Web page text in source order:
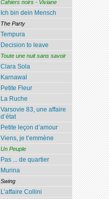
Cahiers noirs - Viviane
Ich bin dein Mensch
The Party
Tempura
Decision to leave
Toute une nuit sans savoir
Clara Sola
Karnawal
Petite Fleur
La Ruche
Varsovie 83, une affaire
d’état
Petite leçon d’amour
Viens, je t’emmène
Un Peuple
Pas ... de quartier
Murina
Swing
L’affaire Collini